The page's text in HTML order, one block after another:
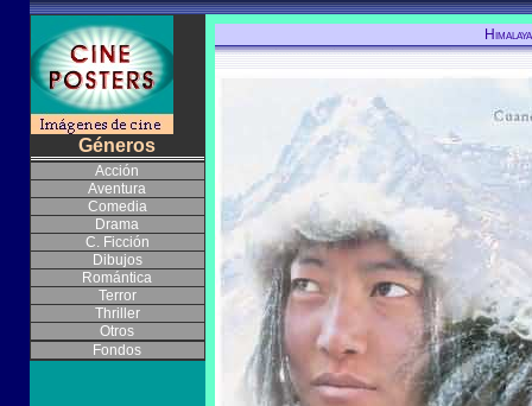
Géneros
Acción
Aventura
Comedia
Drama
C. Ficción
Dibujos
Romántica
Terror
Thriller
Otros
Fondos
Himalaya